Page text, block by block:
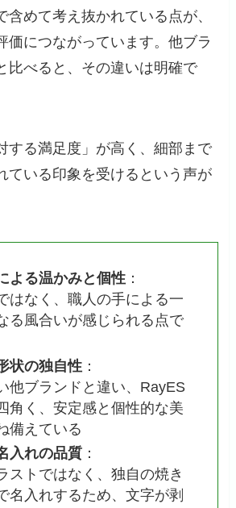
含めて考え抜かれている点が、
価につながっています。他ブラ
比べると、その違いは明確で
する満足度」が高く、細部まで
ている印象を受けるという声が
よる温かみと個性 ：
はなく、職人の手による一
る風合いが感じられる点で
状の独自性 ：
他ブランドと違い、RayES
角く、安定感と個性的な美
備えている
入れの品質 ：
ストではなく、独自の焼き
名入れするため、文字が剥